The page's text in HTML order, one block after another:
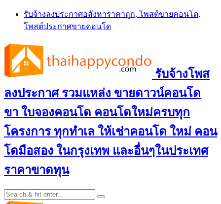
Skip
content
รับจ้างลงประกาศอสังหาราคาถูก, โพสต์ขายคอนโด,
โพสต์ประกาศขายคอนโด
รับจ้างโพส
ลงประกาศ รวมแหล่ง ขายดาวน์คอนโด
ขา ใบจองคอนโด คอนโดใหม่ครบทุก
โครงการ ทุกทำเล ให้เช่าคอนโด ใหม่ คอน
โดมือสอง ในกรุงเทพ และอื่นๆในประเทศ
ราคาขาดทุน